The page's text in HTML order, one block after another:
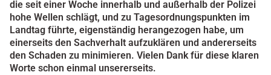
die seit einer Woche innerhalb und außerhalb der Polizei
hohe Wellen schlägt, und zu Tagesordnungspunkten im
Landtag führte, eigenständig herangezogen habe, um
einerseits den Sachverhalt aufzuklären und andererseits
den Schaden zu minimieren. Vielen Dank für diese klaren
Worte schon einmal unsererseits.